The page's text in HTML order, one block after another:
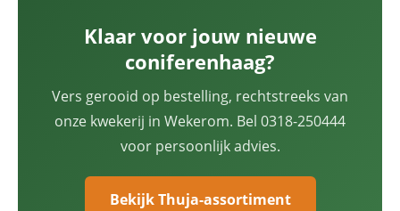
Klaar voor jouw nieuwe
coniferenhaag?
Vers gerooid op bestelling, rechtstreeks van
onze kwekerij in Wekerom. Bel 0318-250444
voor persoonlijk advies.
Bekijk Thuja-assortiment